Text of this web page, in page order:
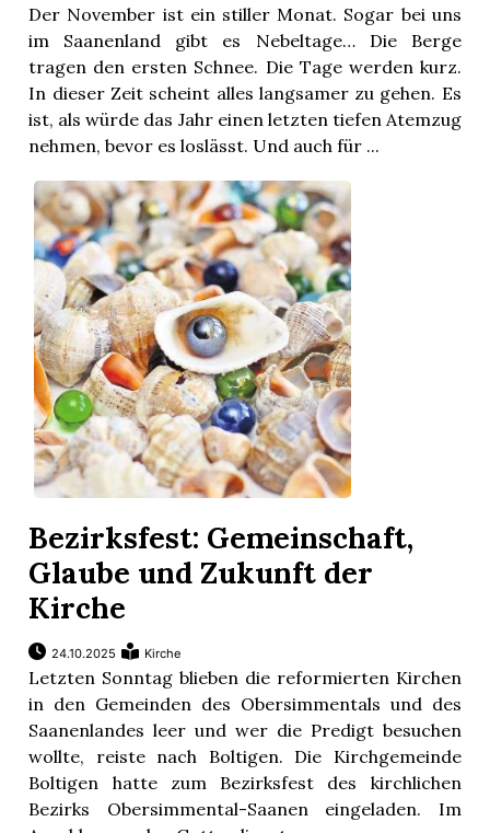
Der November ist ein stiller Monat. Sogar bei uns
im Saanenland gibt es Nebeltage… Die Berge
tragen den ersten Schnee. Die Tage werden kurz.
In dieser Zeit scheint alles langsamer zu gehen. Es
ist, als würde das Jahr einen letzten tiefen Atemzug
nehmen, bevor es loslässt. Und auch für ...
Bezirksfest: Gemeinschaft,
Glaube und Zukunft der
Kirche
24.10.2025 Kirche
Letzten Sonntag blieben die reformierten Kirchen
in den Gemeinden des Obersimmentals und des
Saanenlandes leer und wer die Predigt besuchen
wollte, reiste nach Boltigen. Die Kirchgemeinde
Boltigen hatte zum Bezirksfest des kirchlichen
Bezirks Obersimmental-Saanen eingeladen. Im